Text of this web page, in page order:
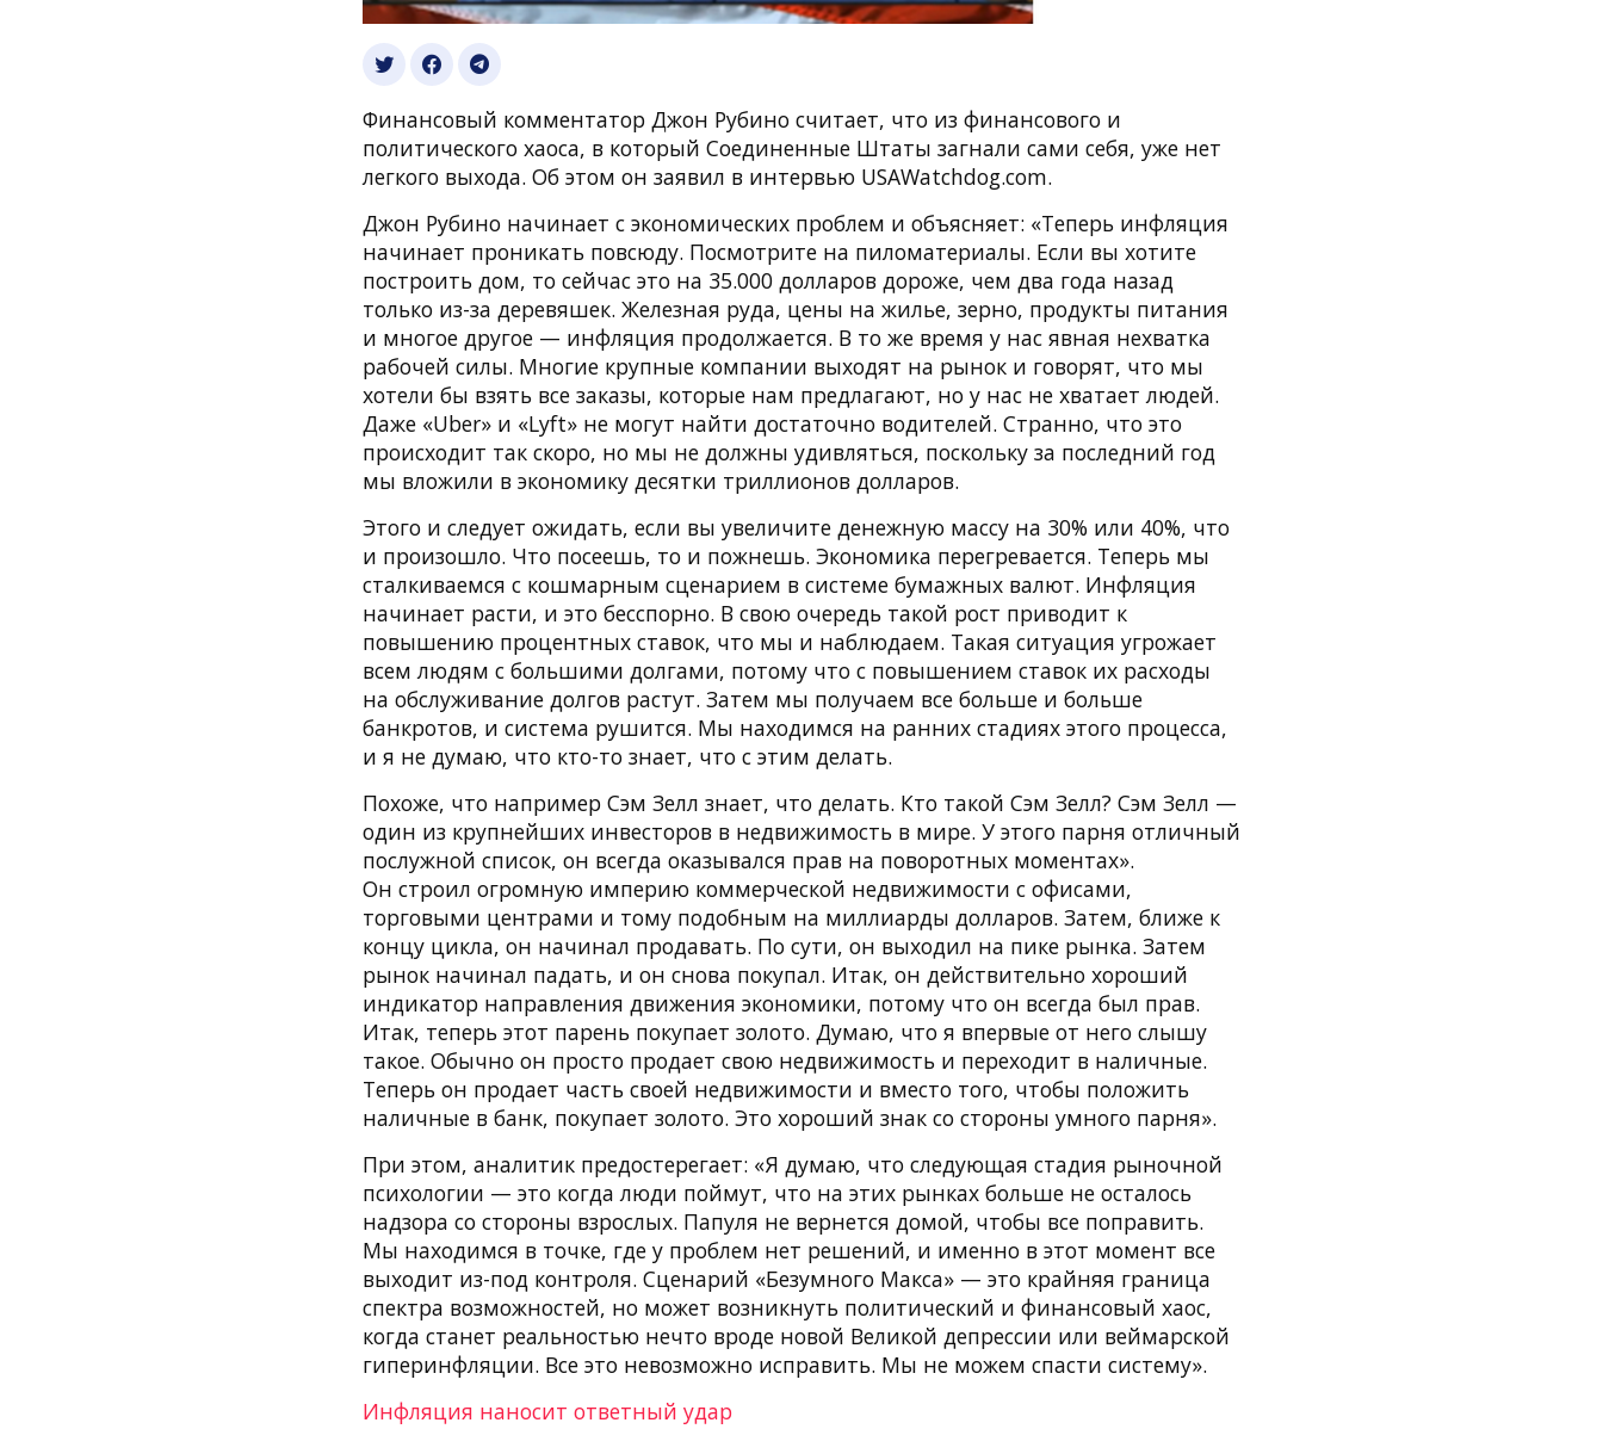
Финансовый комментатор Джон Рубино считает, что из финансового и
политического хаоса, в который Соединенные Штаты загнали сами себя, уже нет
легкого выхода. Об этом он заявил в интервью USAWatchdog.com.
Джон Рубино начинает с экономических проблем и объясняет: «Теперь инфляция
начинает проникать повсюду. Посмотрите на пиломатериалы. Если вы хотите
построить дом, то сейчас это на 35.000 долларов дороже, чем два года назад
только из-за деревяшек. Железная руда, цены на жилье, зерно, продукты питания
и многое другое — инфляция продолжается. В то же время у нас явная нехватка
рабочей силы. Многие крупные компании выходят на рынок и говорят, что мы
хотели бы взять все заказы, которые нам предлагают, но у нас не хватает людей.
Даже «Uber» и «Lyft» не могут найти достаточно водителей. Странно, что это
происходит так скоро, но мы не должны удивляться, поскольку за последний год
мы вложили в экономику десятки триллионов долларов.
Этого и следует ожидать, если вы увеличите денежную массу на 30% или 40%, что
и произошло. Что посеешь, то и пожнешь. Экономика перегревается. Теперь мы
сталкиваемся с кошмарным сценарием в системе бумажных валют. Инфляция
начинает расти, и это бесспорно. В свою очередь такой рост приводит к
повышению процентных ставок, что мы и наблюдаем. Такая ситуация угрожает
всем людям с большими долгами, потому что с повышением ставок их расходы
на обслуживание долгов растут. Затем мы получаем все больше и больше
банкротов, и система рушится. Мы находимся на ранних стадиях этого процесса,
и я не думаю, что кто-то знает, что с этим делать.
Похоже, что например Сэм Зелл знает, что делать. Кто такой Сэм Зелл? Сэм Зелл —
один из крупнейших инвесторов в недвижимость в мире. У этого парня отличный
послужной список, он всегда оказывался прав на поворотных моментах».
Он строил огромную империю коммерческой недвижимости с офисами,
торговыми центрами и тому подобным на миллиарды долларов. Затем, ближе к
концу цикла, он начинал продавать. По сути, он выходил на пике рынка. Затем
рынок начинал падать, и он снова покупал. Итак, он действительно хороший
индикатор направления движения экономики, потому что он всегда был прав.
Итак, теперь этот парень покупает золото. Думаю, что я впервые от него слышу
такое. Обычно он просто продает свою недвижимость и переходит в наличные.
Теперь он продает часть своей недвижимости и вместо того, чтобы положить
наличные в банк, покупает золото. Это хороший знак со стороны умного парня».
При этом, аналитик предостерегает: «Я думаю, что следующая стадия рыночной
психологии — это когда люди поймут, что на этих рынках больше не осталось
надзора со стороны взрослых. Папуля не вернется домой, чтобы все поправить.
Мы находимся в точке, где у проблем нет решений, и именно в этот момент все
выходит из-под контроля. Сценарий «Безумного Макса» — это крайняя граница
спектра возможностей, но может возникнуть политический и финансовый хаос,
когда станет реальностью нечто вроде новой Великой депрессии или веймарской
гиперинфляции. Все это невозможно исправить. Мы не можем спасти систему».
Инфляция наносит ответный удар